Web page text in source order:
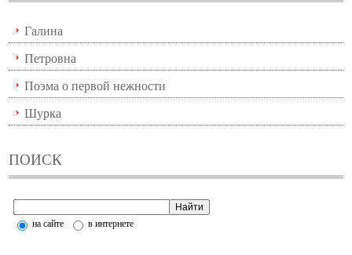
Галина
Петровна
Поэма о первой нежности
Шурка
ПОИСК
на сайте в интернете